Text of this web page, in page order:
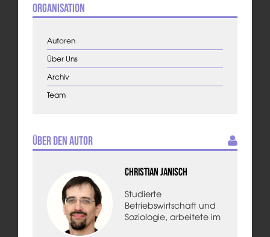
Organisation
Autoren
Über Uns
Archiv
Team
Über den Autor
Christian Janisch
Studierte
Betriebswirtschaft und
Soziologie, arbeitete im